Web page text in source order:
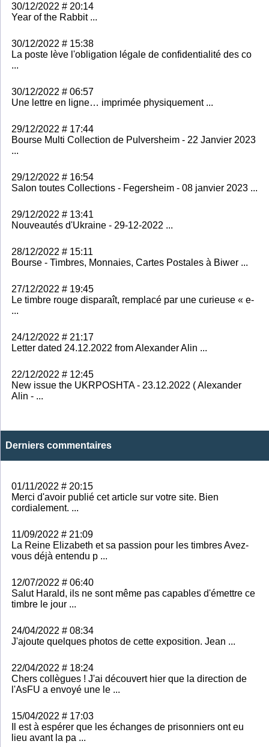
30/12/2022 # 20:14
Year of the Rabbit ...
30/12/2022 # 15:38
La poste lève l'obligation légale de confidentialité des co
...
30/12/2022 # 06:57
Une lettre en ligne… imprimée physiquement ...
29/12/2022 # 17:44
Bourse Multi Collection de Pulversheim - 22 Janvier 2023
...
29/12/2022 # 16:54
Salon toutes Collections - Fegersheim - 08 janvier 2023 ...
29/12/2022 # 13:41
Nouveautés d'Ukraine - 29-12-2022 ...
28/12/2022 # 15:11
Bourse - Timbres, Monnaies, Cartes Postales à Biwer ...
27/12/2022 # 19:45
Le timbre rouge disparaît, remplacé par une curieuse « e-
...
24/12/2022 # 21:17
Letter dated 24.12.2022 from Alexander Alin ...
22/12/2022 # 12:45
New issue the UKRPOSHTA - 23.12.2022 ( Alexander
Alin - ...
Derniers commentaires
01/11/2022 # 20:15
Merci d'avoir publié cet article sur votre site. Bien
cordialement. ...
11/09/2022 # 21:09
La Reine Elizabeth et sa passion pour les timbres Avez-
vous déjà entendu p ...
12/07/2022 # 06:40
Salut Harald, ils ne sont même pas capables d'émettre ce
timbre le jour ...
24/04/2022 # 08:34
J'ajoute quelques photos de cette exposition. Jean ...
22/04/2022 # 18:24
Chers collègues ! J'ai découvert hier que la direction de
l'AsFU a envoyé une le ...
15/04/2022 # 17:03
Il est à espérer que les échanges de prisonniers ont eu
lieu avant la pa ...